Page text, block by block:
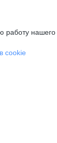
нашего
cookie